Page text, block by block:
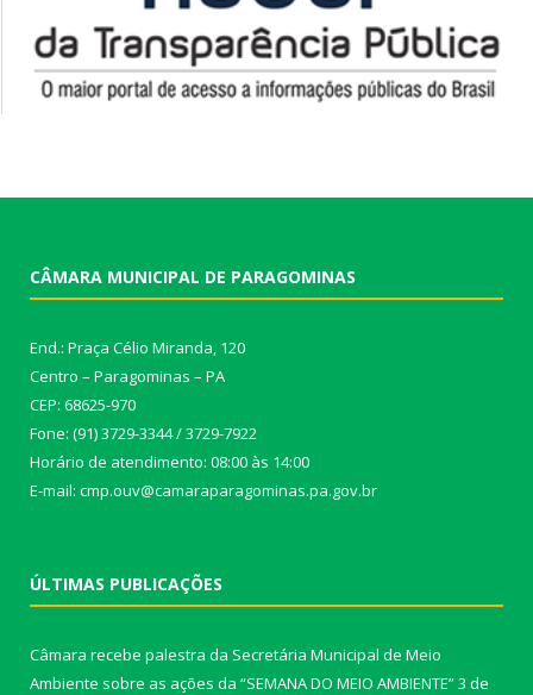
CÂMARA MUNICIPAL DE PARAGOMINAS
End.: Praça Célio Miranda, 120
Centro – Paragominas – PA
CEP: 68625-970
Fone: (91) 3729-3344 / 3729-7922
Horário de atendimento: 08:00 às 14:00
E-mail: cmp.ouv@camaraparagominas.pa.gov.br
ÚLTIMAS PUBLICAÇÕES
Câmara recebe palestra da Secretária Municipal de Meio
Ambiente sobre as ações da “SEMANA DO MEIO AMBIENTE”3 de